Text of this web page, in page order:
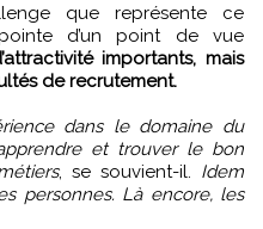
que représente ce
d’un point de vue
importants, mais
de recrutement.
dans le domaine du
et trouver le bon
, se souvient-il. Idem
personnes. Là encore, les